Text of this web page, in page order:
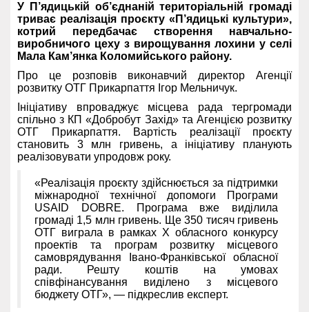
У П’ядицькій об’єднаній територіальній громаді
триває реалізація проєкту «П’ядицькі культури»,
котрий передбачає створення навчально-
виробничого цеху з вирощування лохини у селі
Мала Кам’янка Коломийського району.
Про це розповів виконавчий директор Агенції
розвитку ОТГ Прикарпаття Ігор Мельничук.
Ініціативу впроваджує місцева рада тергромади
спільно з КП «Добробут Захід» та Агенцією розвитку
ОТГ Прикарпаття. Вартість реалізації проєкту
становить 3 млн гривень, а ініціативу планують
реалізовувати упродовж року.
«Реалізація проєкту здійснюється за підтримки
міжнародної технічної допомоги Програми
USAID DOBRE. Програма вже виділила
громаді 1,5 млн гривень. Ще 350 тисяч гривень
ОТГ виграла в рамках X обласного конкурсу
проектів та програм розвитку місцевого
самоврядування Івано-Франківської обласної
ради. Решту коштів на умовах
співфінансування виділено з місцевого
бюджету ОТГ», — підкреслив експерт.